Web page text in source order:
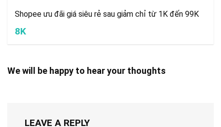
Shopee ưu đãi giá siêu rẻ sau giảm chỉ từ 1K đến 99K
8K
We will be happy to hear your thoughts
LEAVE A REPLY